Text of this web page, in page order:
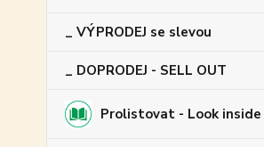
_ VÝPRODEJ se slevou
_ DOPRODEJ - SELL OUT
Prolistovat - Look inside